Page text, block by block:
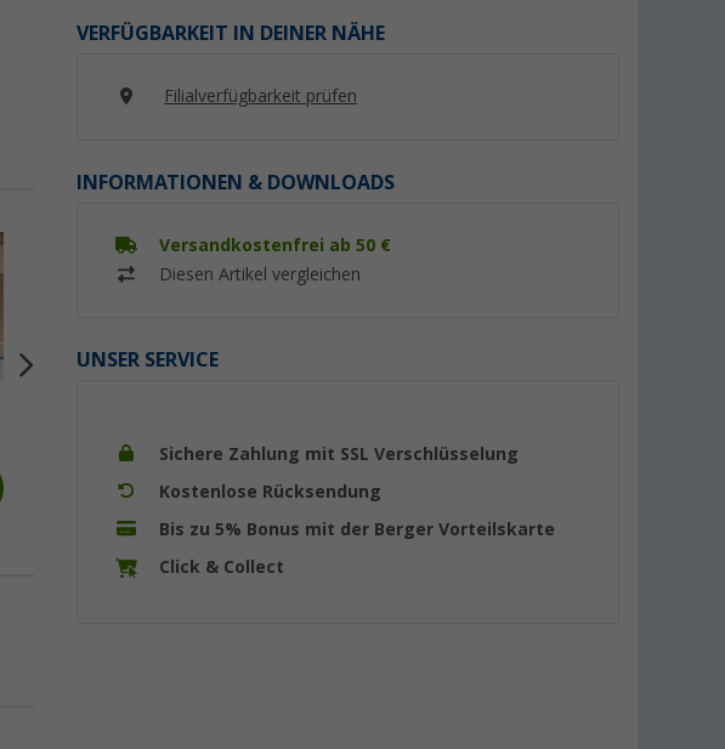
VERFÜGBARKEIT IN DEINER NÄHE
Filialverfügbarkeit prüfen
INFORMATIONEN & DOWNLOADS
Versandkostenfrei ab 50 €
Diesen Artikel vergleichen
UNSER SERVICE
Sichere Zahlung mit SSL Verschlüsselung
Kostenlose Rücksendung
Bis zu 5% Bonus mit der Berger Vorteilskarte
Click & Collect
(18)
%
(4)
UVP 54,80 €